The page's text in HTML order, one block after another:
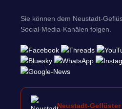
Sie können dem Neustadt-
Social-Media-Kanälen folgen.
Neustadt-